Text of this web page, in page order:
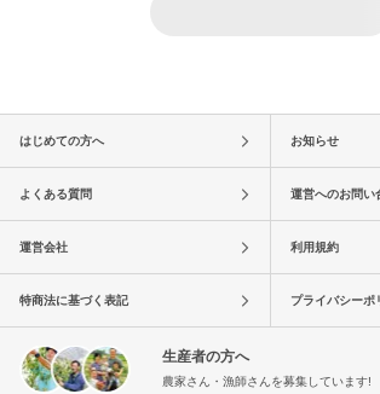
はじめての方へ お知らせ
よくある質問 運営へのお問い
運営会社 利用規約
特商法に基づく表記 プライバシーポ
生産者の方へ
農家さん・漁師さんを募集しています!